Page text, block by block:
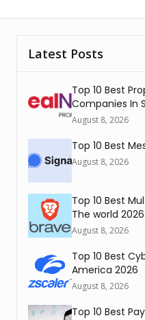
Latest Posts
Top 10 Best
Companies In
August 8, 2026
Top 10 Best
August 8, 2026
Top 10 Best
The world 2026
August 8, 2026
Top 10 Best
America 2026
August 8, 2026
Top 10 Best